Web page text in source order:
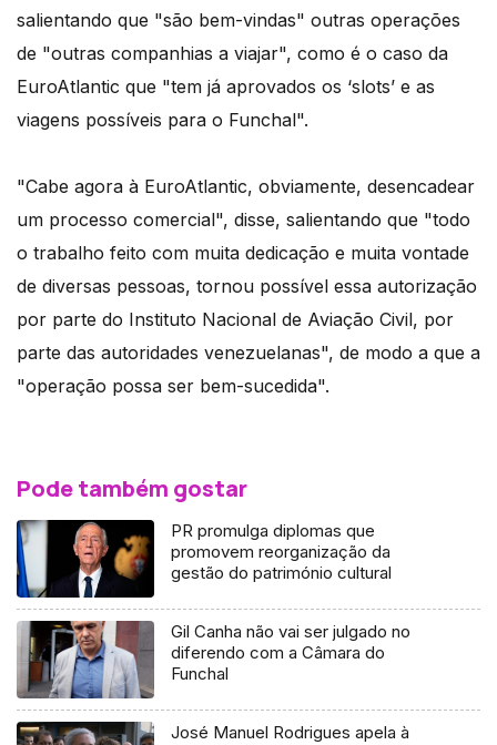
salientando que "são bem-vindas" outras operações
de "outras companhias a viajar", como é o caso da
EuroAtlantic que "tem já aprovados os ‘slots’ e as
viagens possíveis para o Funchal".
"Cabe agora à EuroAtlantic, obviamente, desencadear
um processo comercial", disse, salientando que "todo
o trabalho feito com muita dedicação e muita vontade
de diversas pessoas, tornou possível essa autorização
por parte do Instituto Nacional de Aviação Civil, por
parte das autoridades venezuelanas", de modo a que a
"operação possa ser bem-sucedida".
Pode também gostar
PR promulga diplomas que
promovem reorganização da
gestão do património cultural
Gil Canha não vai ser julgado no
diferendo com a Câmara do
Funchal
José Manuel Rodrigues apela à